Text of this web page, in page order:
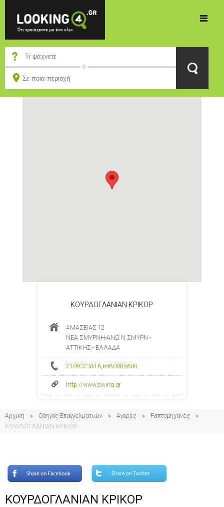
ΚΟΥΡΔΟΓΛΑΝΙΑΝ ΚΡΙΚΟΡ
ΑΜΑΣΕΙΑΣ 12
ΝΕΑ ΣΜΥΡΝΗ-ΑΝΩ Ν.ΣΜΥΡΝ -
ΑΤΤΙΚΗΣ - ΕΛΛΑΔΑ
2109323816,6980089608
http://www.swing.gr
Αρχική Οδηγός Επαγγελματιών Αγορές
Ραπτομηχανές
ΚΟΥΡΔΟΓΛΑΝΙΑΝ ΚΡΙΚΟΡ
ΚΟΥΡΔΟΓΛΑΝΙΑΝ ΚΡΙΚΟΡ